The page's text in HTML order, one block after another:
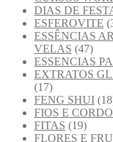
DIAS DE
ESFEROVITE
ESSÊNCIAS
VELAS (47)
ESSENCIAS
EXTRATOS
(17)
FENG SHUI
FIOS E
FITAS (19)
FLORES E